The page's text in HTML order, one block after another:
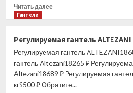
цена)
Читать далееПрочитать
гантель
PROXIMA
Gigant
24
(Лучшая
Гантели
Регулируемая гантель
Регулируемая гантель
гантель Altezani18265 ₽
Altezani18689 ₽ Регулируемая
кг9500 ₽ Обратите...